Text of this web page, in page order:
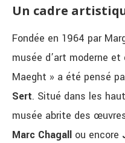
Un cadre
Fondée en 1964 par
musée d’art moderne
Maeght » a été pensé
Sert. Situé dans les
musée abrite des
Marc Chagall ou encore